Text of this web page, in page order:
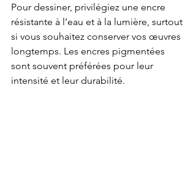
Pour dessiner, privilégiez une encre
résistante à l’eau et à la lumière, surtout
si vous souhaitez conserver vos œuvres
longtemps. Les encres pigmentées
sont souvent préférées pour leur
intensité et leur durabilité.